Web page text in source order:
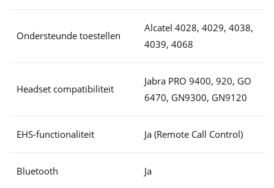
Ondersteunde toestellen
Alcatel 4028, 4029, 4038,
4039, 4068
Headset compatibiliteit
Jabra PRO 9400, 920, GO
6470, GN9300, GN9120
EHS-functionaliteit Ja (Remote Call Control)
Bluetooth Ja